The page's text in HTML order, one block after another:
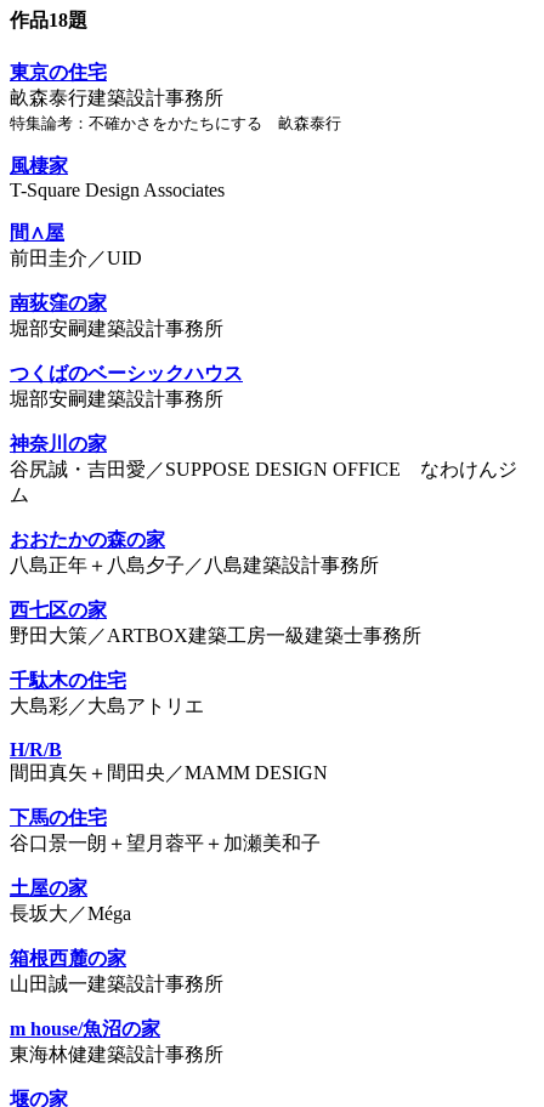
作品18題
東京の住宅
畝森泰行建築設計事務所
特集論考：不確かさをかたちにする 畝森泰行
風棲家
T-Square Design Associates
間∧屋
前田圭介／UID
南荻窪の家
堀部安嗣建築設計事務所
つくばのベーシックハウス
堀部安嗣建築設計事務所
神奈川の家
谷尻誠・吉田愛／SUPPOSE DESIGN OFFICE なわけんジ
ム
おおたかの森の家
八島正年＋八島夕子／八島建築設計事務所
西七区の家
野田大策／ARTBOX建築工房一級建築士事務所
千駄木の住宅
大島彩／大島アトリエ
H/R/B
間田真矢＋間田央／MAMM DESIGN
下馬の住宅
谷口景一朗＋望月蓉平＋加瀬美和子
土屋の家
長坂大／Méga
箱根西麓の家
山田誠一建築設計事務所
m house/魚沼の家
東海林健建築設計事務所
堰の家